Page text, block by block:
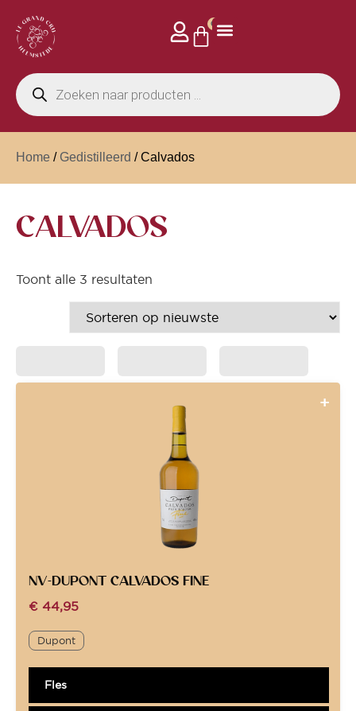
0
Home /Gedistilleerd / Calvados
CALVADOS
Toont alle 3 resultaten
NV-DUPONT CALVADOS FINE
€ 44,95
Dupont
Fles